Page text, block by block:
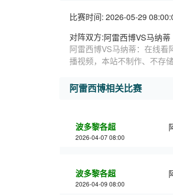
比赛时间: 2026-05-29
对阵双方:阿雷西博VS马纳蒂
阿雷西博VS马纳蒂：在线
播视频，本站不制作、不存
阿雷西博相关比赛
波多黎各超
2026-04-07 08:00
波多黎各超
2026-04-09 08:00